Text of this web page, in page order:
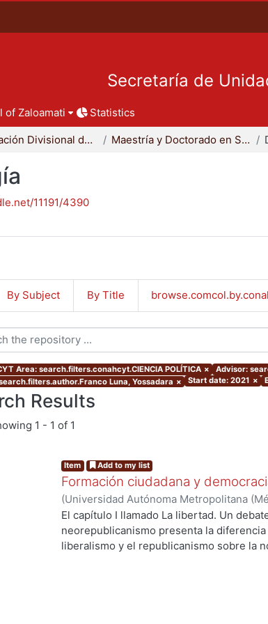
Secretaría de
of Zaloamati Statistics
Coordinación Divisional de Posgrado Maestría y Doctorado en Sociología
11191/4390
By Subject By Title
Area: search.filters.conahcyt.CIENCIA POLÍTICA × Advisor:
Luna, Yossadara × Start date: 2021 ×
Results
1 - 1 of 1
Item Add to my list
Formación ciudadana y
(Universidad Autónoma Metropolitana
de Servicios de Información.,2021-10-15
El capítulo I llamado La libertad. Un
neorepublicanismo presenta la
liberalismo y el republicanismo sobre la